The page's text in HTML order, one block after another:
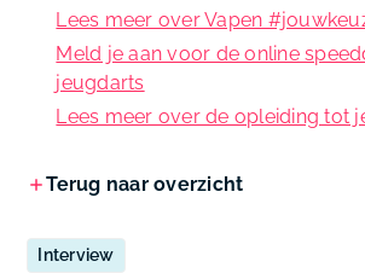
Lees meer over Vapen
Meld je aan voor de online
jeugdarts
Lees meer over de opleiding tot
Terug naar overzicht
Interview